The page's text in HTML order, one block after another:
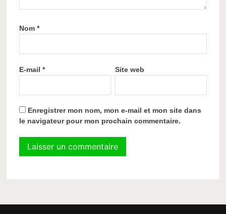
Nom*
E-mail* Site web
Enregistrer mon nom, mon e-mail et mon site dans
le navigateur pour mon prochain commentaire.